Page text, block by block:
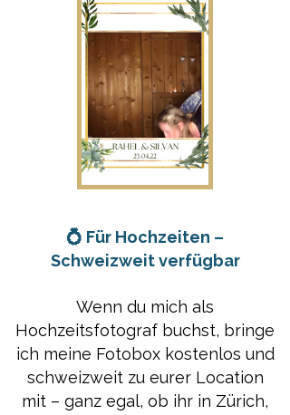
💍 Für Hochzeiten –
Schweizweit verfügbar
Wenn du mich als
Hochzeitsfotograf buchst, bringe
ich meine Fotobox kostenlos und
schweizweit zu eurer Location
mit – ganz egal, ob ihr in Zürich,